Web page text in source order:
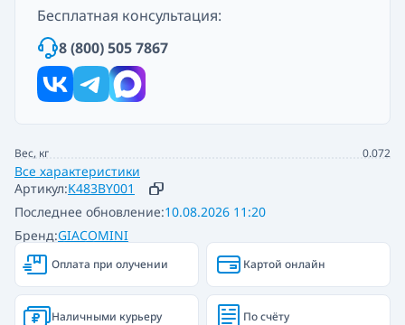
Артикул:K483BY001
Бренд:GIACOMINI
Последнее обновление:10.08.2026 11:20
Вес, кг 0.072
Все характеристики
Бесплатная консультация:
8 (800) 505 7867
Оплата при олучении Картой онлайн
Наличными курьеру По счёту